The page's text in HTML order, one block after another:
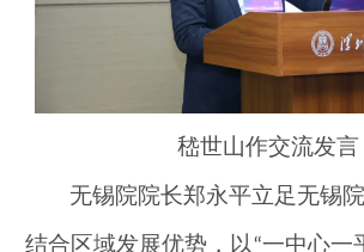
嵇世山作交流发言
无锡院院长郑永平立足无锡
结合区域发展优势，以“一中心一